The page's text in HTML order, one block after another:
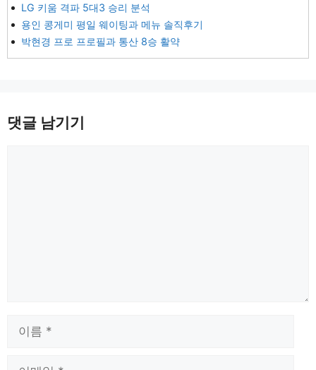
LG 키움 격파 5대3 승리 분석
용인 콩게미 평일 웨이팅과 메뉴 솔직후기
박현경 프로 프로필과 통산 8승 활약
댓글 남기기